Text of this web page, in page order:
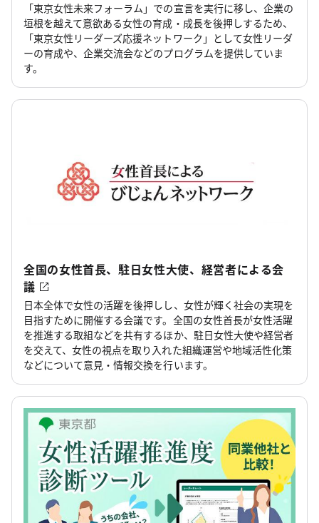
「東京女性未来フォーラム」での宣言を実行に移し、企業の
垣根を越えて意欲ある女性の育成・成長を後押しするため、
「東京女性リーダーズ応援ネットワーク」として女性リーダ
ーの育成や、企業交流会などのプログラムを提供していま
す。
全国の女性首長、駐日女性大使、経営者による会
議
日本全体で女性の活躍を後押しし、女性が輝く社会の実現を
目指すために開催する会議です。全国の女性首長が女性活躍
を推進する取組などを共有するほか、駐日女性大使や経営者
を交えて、女性の視点を取り入れた組織運営や地域活性化策
などについて意見・情報交換を行います。